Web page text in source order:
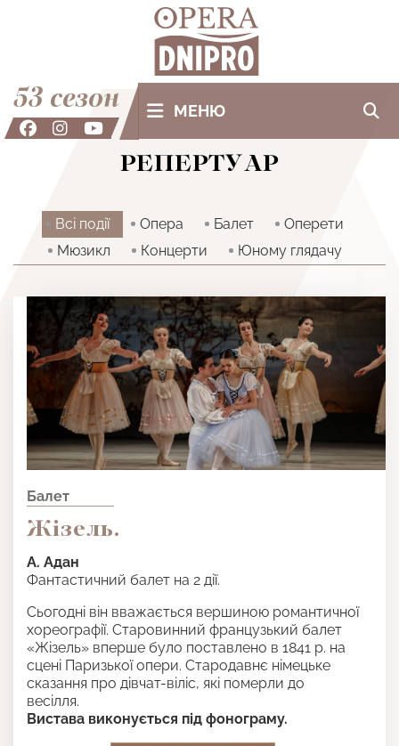
53 сезон МЕНЮ
РЕПЕРТУАР
Всi події Опера Балет
Оперети
Мюзикл
Концерти Юному глядачу
Балет
Жізель.
А. Адан
Фантастичний балет на 2 дії.
Сьогодні він вважається вершиною романтичної
хореографії. Старовинний французький балет
«Жізель» вперше було поставлено в 1841 р. на
сцені Паризької опери. Стародавнє німецьке
сказання про дівчат-віліс, які померли до
весілля.
Вистава виконується під фонограму.